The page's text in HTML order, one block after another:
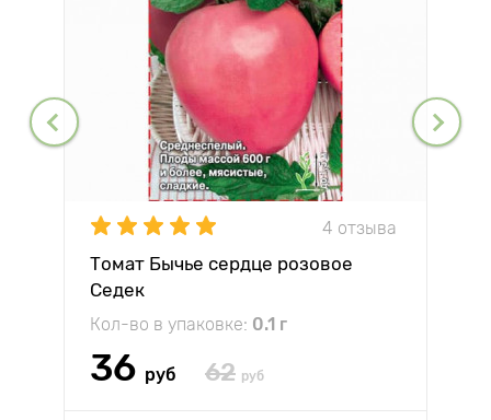
4 отзыва
Томат Бычье сердце розовое
Седек
Кол-во в упаковке: 0.1 г
36 руб 62 руб